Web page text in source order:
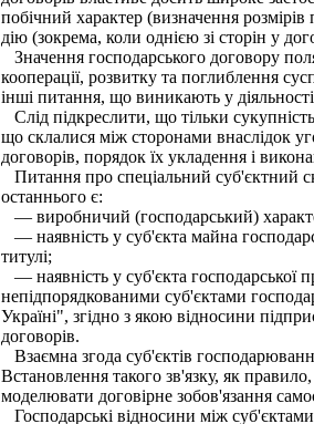
побічний характер (визначення
дію (зокрема, коли однією зі сторін у
Значення господарського договору
кооперації, розвитку та поглиблення
інші питання, що виникають у
Слід підкреслити, що тільки
що склалися між сторонами внаслідок
договорів, порядок їх укладення і
Питання про спеціальний суб'єктний
останнього є:
— виробничий (господарський)
— наявність у суб'єкта майна
титулі;
— наявність у суб'єкта господарської
непідпорядкованими суб'єктами
Україні", згідно з якою відносини
договорів.
Взаємна згода суб'єктів
Встановлення такого зв'язку, як
моделювати договірне зобов'язання
Господарські відносини між